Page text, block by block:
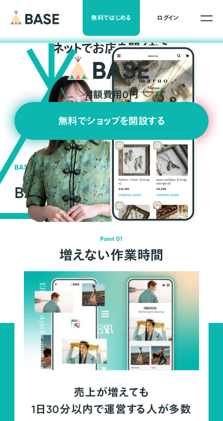
無料ではじめる ログイン
ネットでお店を開くなら
月額費用0円
無料でショップを開設する
BASEの強み
BASEが強い3つの理由
Point 01
増えない作業時間
売上が増えても
1日30分以内で運営する人が多数